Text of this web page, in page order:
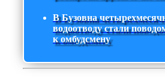
В Бузовна
водоотводу стали
к омбудсмену